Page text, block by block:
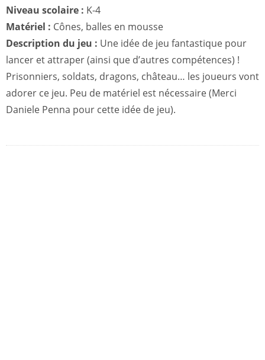
Niveau scolaire : K-4
Matériel : Cônes, balles en mousse
Description du jeu : Une idée de jeu fantastique pour
lancer et attraper (ainsi que d’autres compétences) !
Prisonniers, soldats, dragons, château… les joueurs vont
adorer ce jeu. Peu de matériel est nécessaire (Merci
Daniele Penna pour cette idée de jeu).